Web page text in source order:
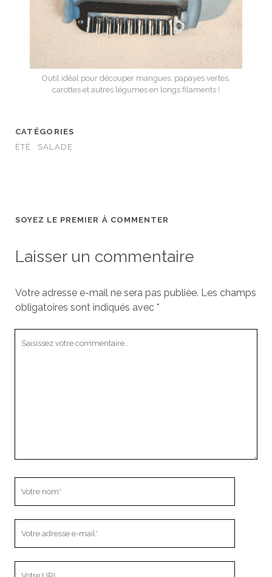
Outil idéal pour découper mangues, papayes vertes,
carottes et autres légumes en longs filaments !
CATÉGORIES
ÉTÉ
SALADE
SOYEZ LE PREMIER À COMMENTER
Laisser un commentaire
Votre adresse e-mail ne sera pas publiée. Les champs
obligatoires sont indiqués avec *
mail